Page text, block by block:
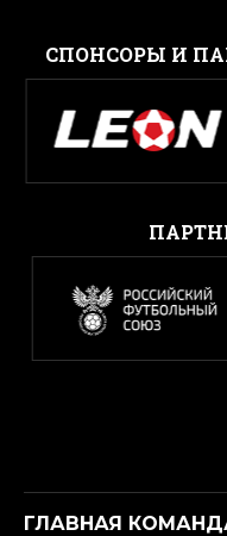
CПОНСОРЫ И
ГЛАВНАЯ